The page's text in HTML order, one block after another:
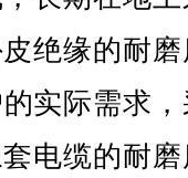
绝缘的耐
实际需求
电缆的耐